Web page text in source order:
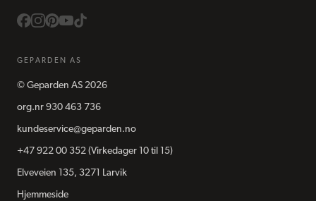
GEPARDEN AS
© Geparden AS 2026
org.nr 930 463 736
kundeservice@geparden.no
+47 922 00 352 (Virkedager 10 til 15)
Elveveien 135, 3271 Larvik
Hjemmeside